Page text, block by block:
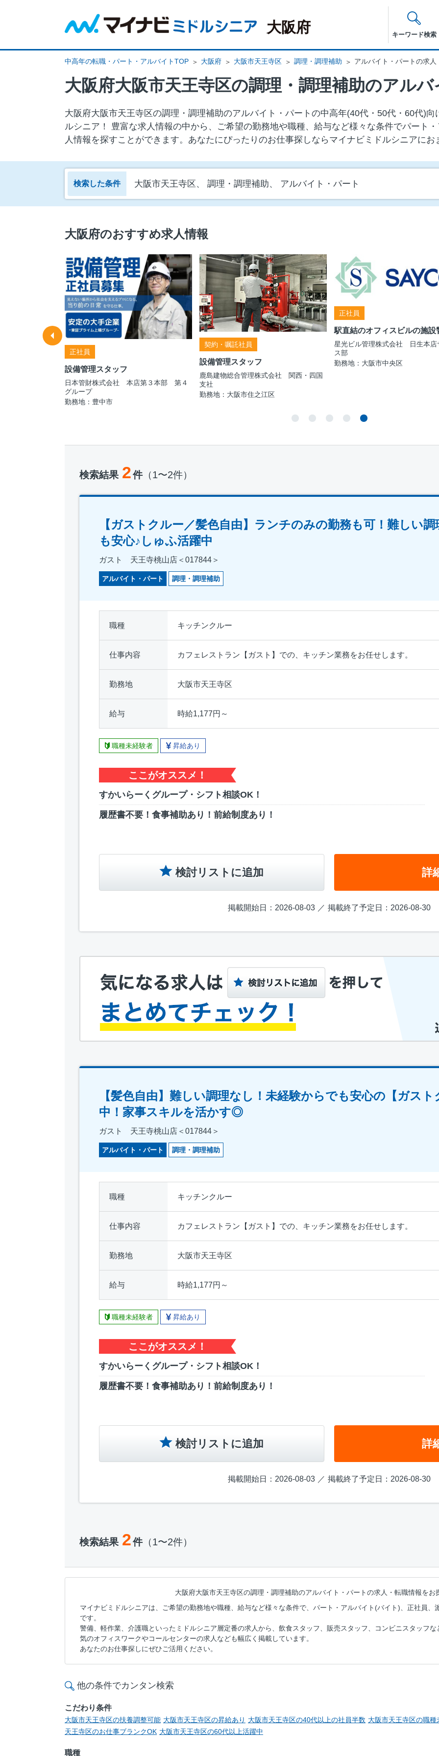
大阪府 キーワード検索
中高年の転職・パート・アルバイトTOP 大阪府 大阪市天王寺区 調理・調理補助 アルバイト・パートの求人
大阪府大阪市天王寺区の調理・調理補助のアル
大阪府大阪市天王寺区の調理・調理補助のアルバイト・パートの中⾼年(40代・50代・60代)
ルシニア！ 豊富な求人情報の中から、ご希望の勤務地や職種、給与など様々な条件でパート
人情報を探すことができます。あなたにぴったりのお仕事探しならマイナビミドルシニアにお
検索した条件 大阪市天王寺区、 調理・調理補助、 アルバイト・パート
大阪府のおすすめ求人情報
正社員
設備管理スタッフ
日本管財株式会社 本店第３本部 第４
グループ
勤務地：豊中市
契約・嘱託社員
設備管理スタッフ
鹿島建物総合管理株式会社 関西・四国
支社
勤務地：大阪市住之江区
正社員
駅直結のオフィスビルの施設
星光ビル管理株式会社 日生本店
ス部
勤務地：大阪市中央区
検索結果 2件（1〜2件）
【ガストクルー／髪色自由】ランチのみの勤務も可！難しい
も安心♪しゅふ活躍中
ガスト 天王寺桃山店＜017844＞
アルバイト・パート 調理・調理補助
職種 キッチンクルー
仕事内容 カフェレストラン【ガスト】での、キッチン業務をお任せします。
勤務地 大阪市天王寺区
給与 時給1,177円～
職種未経験者 昇給あり
ここがオススメ！
すかいらーくグループ・シフト相談OK！
履歴書不要！食事補助あり！前給制度あり！
検討リストに追加 詳
掲載開始日：2026-08-03 掲載終了予定日：2026-08-30
【髪色自由】難しい調理なし！未経験からでも安心の【ガス
中！家事スキルを活かす◎
ガスト 天王寺桃山店＜017844＞
アルバイト・パート 調理・調理補助
職種 キッチンクルー
仕事内容 カフェレストラン【ガスト】での、キッチン業務をお任せします。
勤務地 大阪市天王寺区
給与 時給1,177円～
職種未経験者 昇給あり
ここがオススメ！
すかいらーくグループ・シフト相談OK！
履歴書不要！食事補助あり！前給制度あり！
検討リストに追加 詳
掲載開始日：2026-08-03 掲載終了予定日：2026-08-30
検索結果 2件（1〜2件）
大阪府大阪市天王寺区の調理・調理補助のアルバイト・パートの求人・転職情報をお
マイナビミドルシニアは、ご希望の勤務地や職種、給与など様々な条件で、パート・アルバイト(バイト)、正社員
です。
警備、軽作業、介護職といったミドルシニア層定番の求人から、飲食スタッフ、販売スタッフ、コンビニスタッフ
気のオフィスワークやコールセンターの求人なども幅広く掲載しています。
あなたのお仕事探しにぜひご活用ください。
他の条件でカンタン検索
こだわり条件
大阪市天王寺区の扶養調整可能 大阪市天王寺区の昇給あり 大阪市天王寺区の40代以上の社員半数 大阪市天王寺区の職種
天王寺区のお仕事ブランクOK 大阪市天王寺区の60代以上活躍中
職種